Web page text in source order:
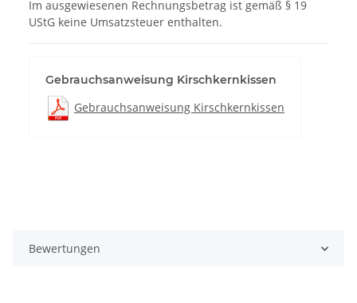
Im ausgewiesenen Rechnungsbetrag ist gemäß § 19
UStG keine Umsatzsteuer enthalten.
Gebrauchsanweisung Kirschkernkissen
Gebrauchsanweisung Kirschkernkissen
Bewertungen